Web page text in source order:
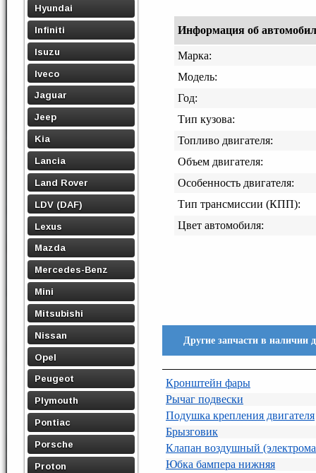
Hyundai
Infiniti
Isuzu
Iveco
Jaguar
Jeep
Kia
Lancia
Land Rover
LDV (DAF)
Lexus
Mazda
Mercedes-Benz
Mini
Mitsubishi
Nissan
Opel
Peugeot
Plymouth
Pontiac
Porsche
Proton
Информация об
Марка:
Модель:
Год:
Тип кузова:
Топливо двигателя:
Объем двигателя:
Особенность двигателя:
Тип трансмиссии (КПП):
Цвет автомобиля:
Другие запчасти в наличии
Кронштейн фары
Рычаг подвески
Подушка крепления двигателя
Брызговик
Клапан воздушный
Юбка бампера нижняя